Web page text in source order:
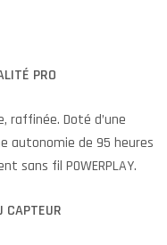
PRO
raffinée. Doté d’une
autonomie de 95 heures
sans fil POWERPLAY.
CAPTEUR